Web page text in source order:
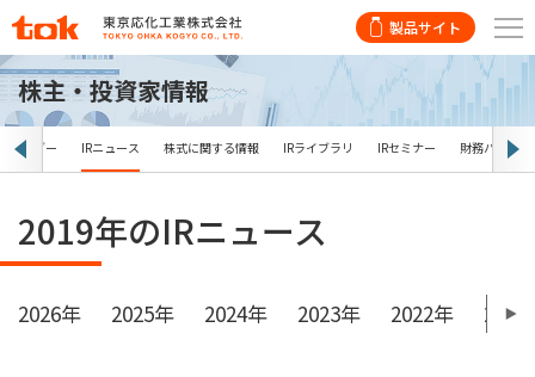
製品サイト
株主・投資家情報
レンダー IRニュース 株式に関する情報 IRライブラリ IRセミナー 財務ハイライ
2019年のIRニュース
2026年 2025年 2024年 2023年 2022年 2021